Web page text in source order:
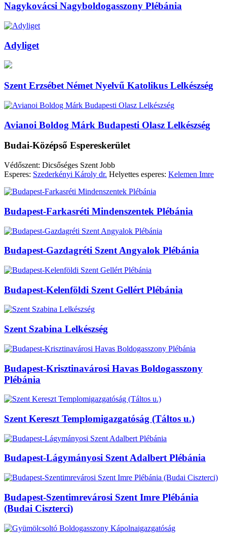
Nagykovácsi Nagyboldogasszony Plébánia
Adyliget
Szent Erzsébet Német Nyelvű Katolikus Lelkészség
Avianoi Boldog Márk Budapesti Olasz Lelkészség
Budai-Középső Espereskerület
Védőszent: Dicsőséges Szent Jobb
Esperes: Szederkényi Károly dr. Helyettes esperes: Kelemen Imre
Budapest-Farkasréti Mindenszentek Plébánia
Budapest-Gazdagréti Szent Angyalok Plébánia
Budapest-Kelenföldi Szent Gellért Plébánia
Szent Szabina Lelkészség
Budapest-Krisztinavárosi Havas Boldogasszony
Plébánia
Szent Kereszt Templomigazgatóság (Táltos u.)
Budapest-Lágymányosi Szent Adalbert Plébánia
Budapest-Szentimrevárosi Szent Imre Plébánia
(Budai Ciszterci)